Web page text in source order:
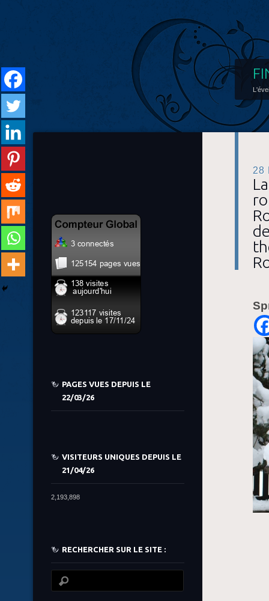
28
PAGES VUES DEPUIS LE
22/03/26
VISITEURS UNIQUES DEPUIS LE
21/04/26
2,193,898
RECHERCHER SUR LE SITE :